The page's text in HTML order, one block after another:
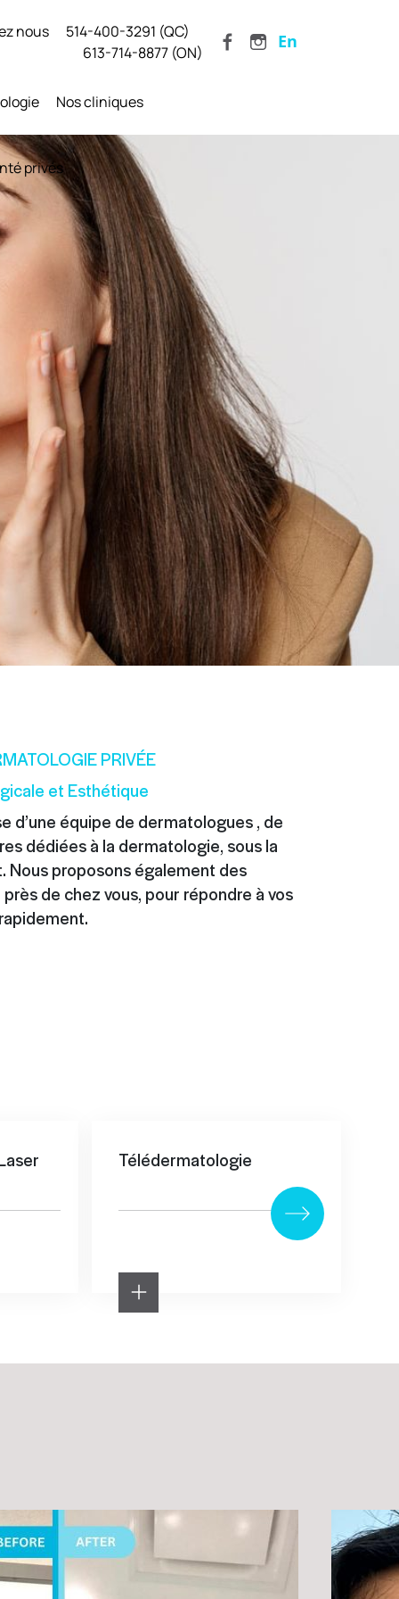
nous
514-400-3291 (QC)
613-714-8877 (ON)
En
Nos cliniques
privés
PRIVÉE
et Esthétique
équipe de dermatologues , de
dédiées à la dermatologie, sous la
Nous proposons également des
de chez vous, pour répondre à vos
Télédermatologie